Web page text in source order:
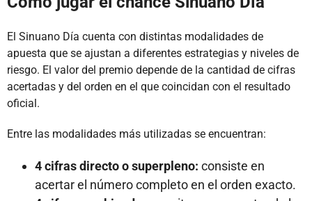
El Sinuano Día cuenta con distintas modalidades de
apuesta que se ajustan a diferentes estrategias y niveles de
riesgo. El valor del premio depende de la cantidad de cifras
acertadas y del orden en el que coincidan con el resultado
oficial.
Entre las modalidades más utilizadas se encuentran:
4 cifras directo o superpleno: consiste en
acertar el número completo en el orden exacto.